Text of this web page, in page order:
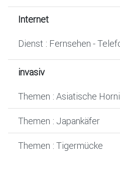
Internet
Dienst : Fernsehen -
invasiv
Themen : Asiatische
Themen : Japankäfer
Themen : Tigermücke